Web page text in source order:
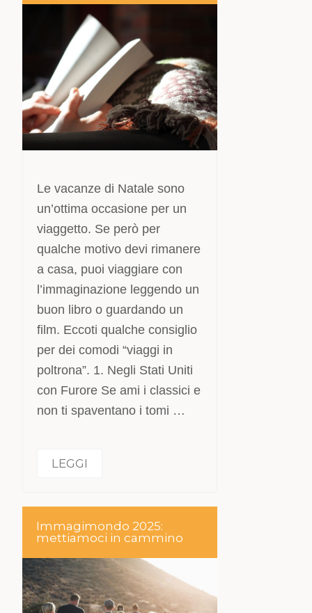
Le vacanze di Natale sono
un’ottima occasione per un
viaggetto. Se però per
qualche motivo devi rimanere
a casa, puoi viaggiare con
l’immaginazione leggendo un
buon libro o guardando un
film. Eccoti qualche consiglio
per dei comodi “viaggi in
poltrona”. 1. Negli Stati Uniti
con Furore Se ami i classici e
non ti spaventano i tomi …
LEGGI
Immagimondo 2025:
mettiamoci in cammino